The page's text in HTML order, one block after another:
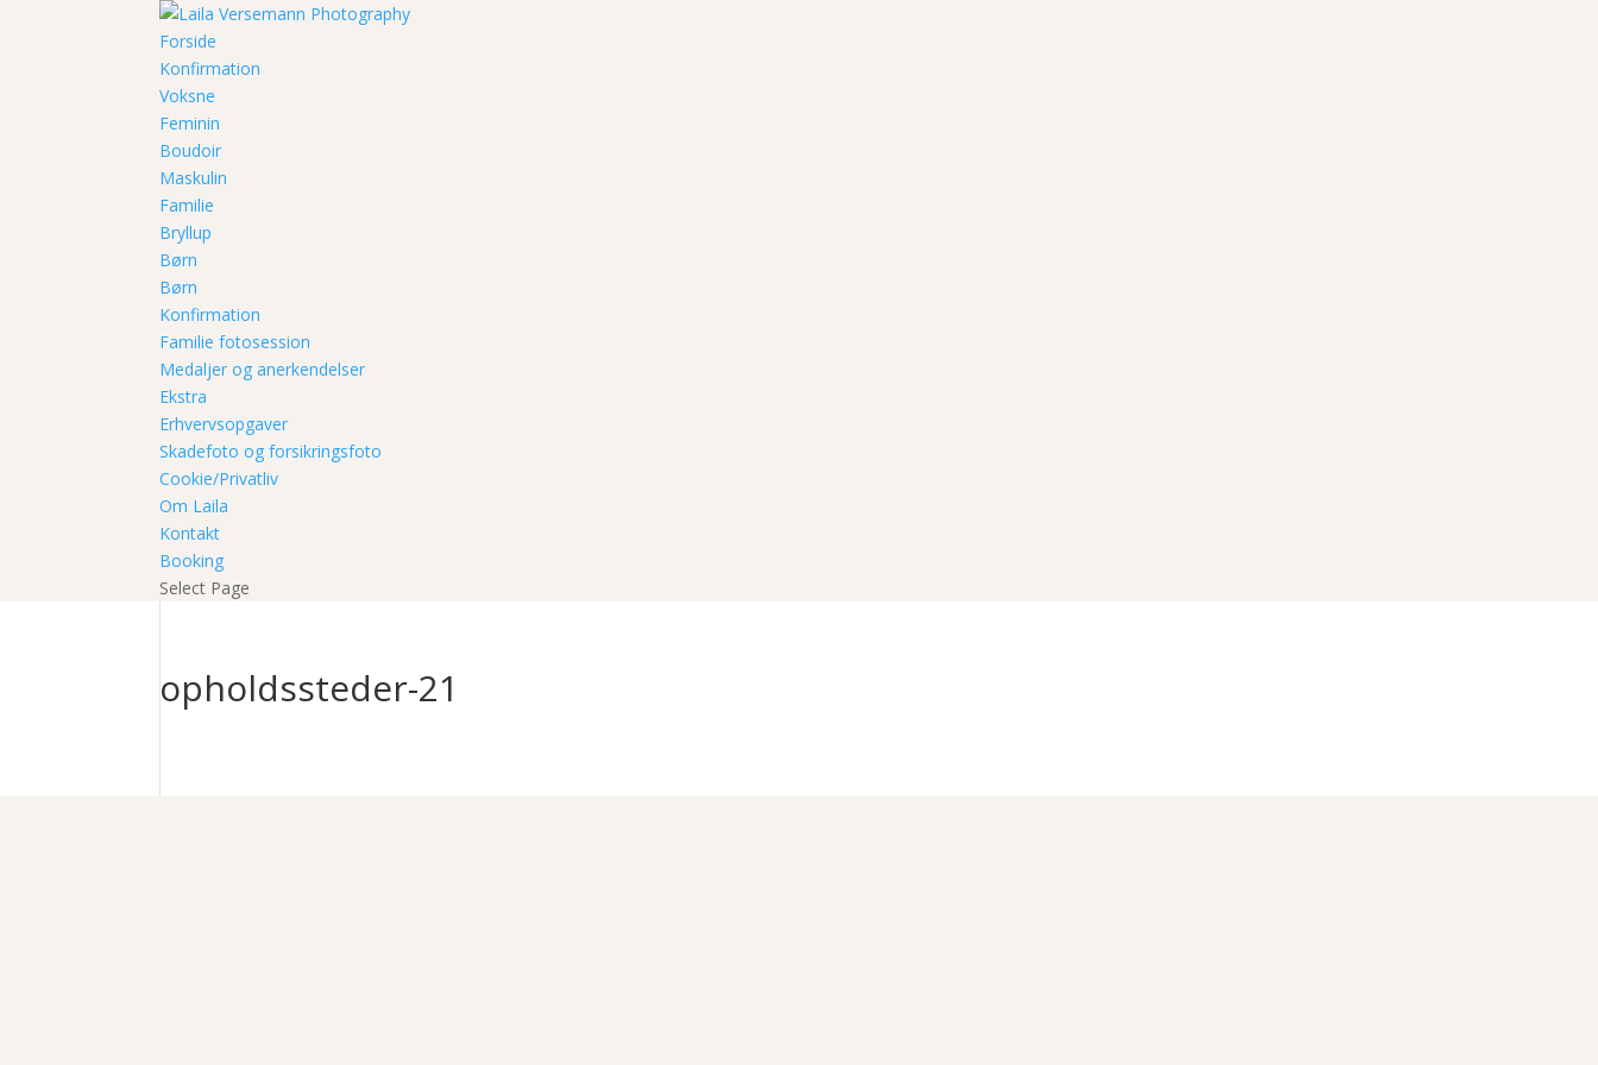
Forside
Konfirmation
Voksne
Feminin
Boudoir
Maskulin
Familie
Bryllup
Børn
Børn
Konfirmation
Familie fotosession
Medaljer og anerkendelser
Ekstra
Erhvervsopgaver
Skadefoto og forsikringsfoto
Cookie/Privatliv
Om Laila
Kontakt
Booking
Select Page
opholdssteder-21